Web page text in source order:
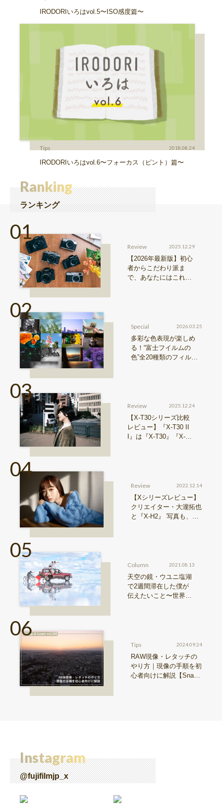
IRODORIいろはvol.5〜ISO感度篇〜
Tips 2018.08.24
IRODORIいろはvol.6〜フォーカス（ピント）篇〜
Ranking
ランキング
Review 2025.12.29
【2026年最新版】初心
者からこだわり派ま
で、あなたにはこれが
Special 2026.03.25
多彩な色表現が楽しめ
る！“富士フイルムの
色”全20種類のフィルム
Review 2025.12.24
【X-T30シリーズ比較
レビュー】『X-T30 II
I』は『X-T30』『X-T3
Review 2022.12.14
【Xシリーズレビュー】
クリエイター・大瀧拓也
と『X-H2』 写真も、動
Column 2021.08.13
天空の鏡・ウユニ塩湖
で2週間滞在した僕が
伝えたいこと〜世界の
Tips 2024.09.24
RAW現像・レタッチの
やり方｜現像の手順を初
心者向けに解説【Snap
Instagram
@fujifilmjp_x